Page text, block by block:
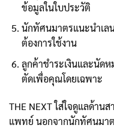
ข้อมูลในใบประวัติ
นักทัศนมาตรแนะนำเล
ต้องการใช้งาน
ลูกค้าชำระเงินและนัด
ตัดเพื่อคุณโดยเฉพาะ
THE NEXT ใส่ใจดูแลด้า
แพทย์ นอกจากนักทัศนมา